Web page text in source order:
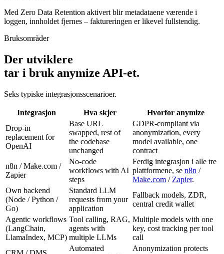
Med Zero Data Retention aktivert blir metadataene værende i
loggen, innholdet fjernes – faktureringen er likevel fullstendig.
Bruksområder
Der utviklere
tar i bruk anymize API-et.
Seks typiske integrasjonsscenarioer.
Integrasjon Hva skjer
Hvorfor anymize
Drop-in
replacement for
OpenAI
Base URL
swapped, rest of
the codebase
unchanged
GDPR-compliant via
anonymization, every
model available, one
contract
n8n / Make.com /
Zapier
No-code
workflows with AI
steps
Ferdig integrasjon i alle tre
plattformene, se n8n /
Make.com / Zapier.
Own backend
(Node / Python /
Go)
Standard LLM
requests from your
application
Fallback models, ZDR,
central credit wallet
Agentic workflows
(LangChain,
LlamaIndex, MCP)
Tool calling, RAG,
agents with
multiple LLMs
Multiple models with one
key, cost tracking per tool
call
Automated
Anonymization protects